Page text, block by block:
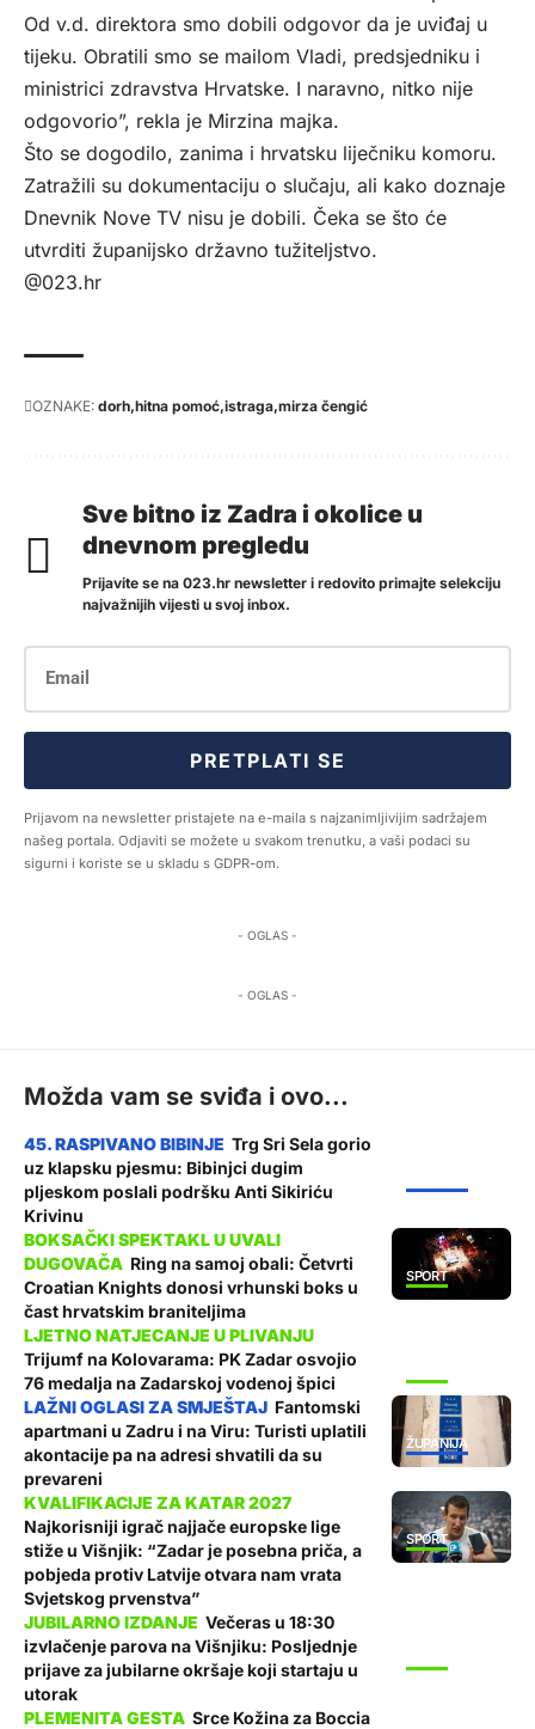
Od v.d. direktora smo dobili odgovor da je uviđaj u
tijeku. Obratili smo se mailom Vladi, predsjedniku i
ministrici zdravstva Hrvatske. I naravno, nitko nije
odgovorio”, rekla je Mirzina majka.
Što se dogodilo, zanima i hrvatsku liječniku komoru.
Zatražili su dokumentaciju o slučaju, ali kako doznaje
Dnevnik Nove TV nisu je dobili. Čeka se što će
utvrditi županijsko državno tužiteljstvo.
@023.hr
OZNAKE: dorh hitna pomoć istraga mirza čengić
Sve bitno iz Zadra i okolice u
dnevnom pregledu
Prijavite se na 023.hr newsletter i redovito primajte selekciju
najvažnijih vijesti u svoj inbox.
PRETPLATI SE
Prijavom na newsletter pristajete na e-maila s najzanimljivijim sadržajem
našeg portala. Odjaviti se možete u svakom trenutku, a vaši podaci su
sigurni i koriste se u skladu s GDPR-om.
- OGLAS -
- OGLAS -
Možda vam se sviđa i ovo...
Trg Sri Sela gorio
uz klapsku pjesmu: Bibinjci dugim
pljeskom poslali podršku Anti Sikiriću
Krivinu
SPORT
Ring na samoj obali: Četvrti
Croatian Knights donosi vrhunski boks u
čast hrvatskim braniteljima
Trijumf na Kolovarama: PK Zadar osvojio
76 medalja na Zadarskoj vodenoj špici
ŽUPANIJA
Fantomski
apartmani u Zadru i na Viru: Turisti uplatili
akontacije pa na adresi shvatili da su
prevareni
SPORT
Najkorisniji igrač najjače europske lige
stiže u Višnjik: “Zadar je posebna priča, a
pobjeda protiv Latvije otvara nam vrata
Svjetskog prvenstva”
Večeras u 18:30
izvlačenje parova na Višnjiku: Posljednje
prijave za jubilarne okršaje koji startaju u
utorak
Srce Kožina za Boccia